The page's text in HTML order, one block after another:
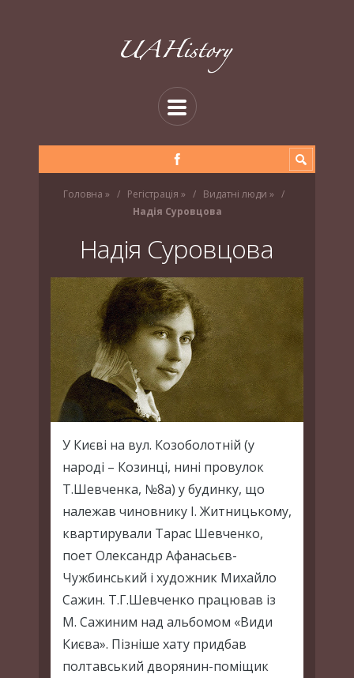
Головна » Регістрація » Видатні люди »
Надія Суровцова
Надія Суровцова
У Києві на вул. Козоболотній (у
народі – Козинці, нині провулок
Т.Шевченка, №8а) у будинку, що
належав чиновнику І. Житницькому,
квартирували Тарас Шевченко,
поет Олександр Афанасьєв-
Чужбинський і художник Михайло
Сажин. Т.Г.Шевченко працював із
М. Сажиним над альбомом «Види
Києва». Пізніше хату придбав
полтавський дворянин-поміщик